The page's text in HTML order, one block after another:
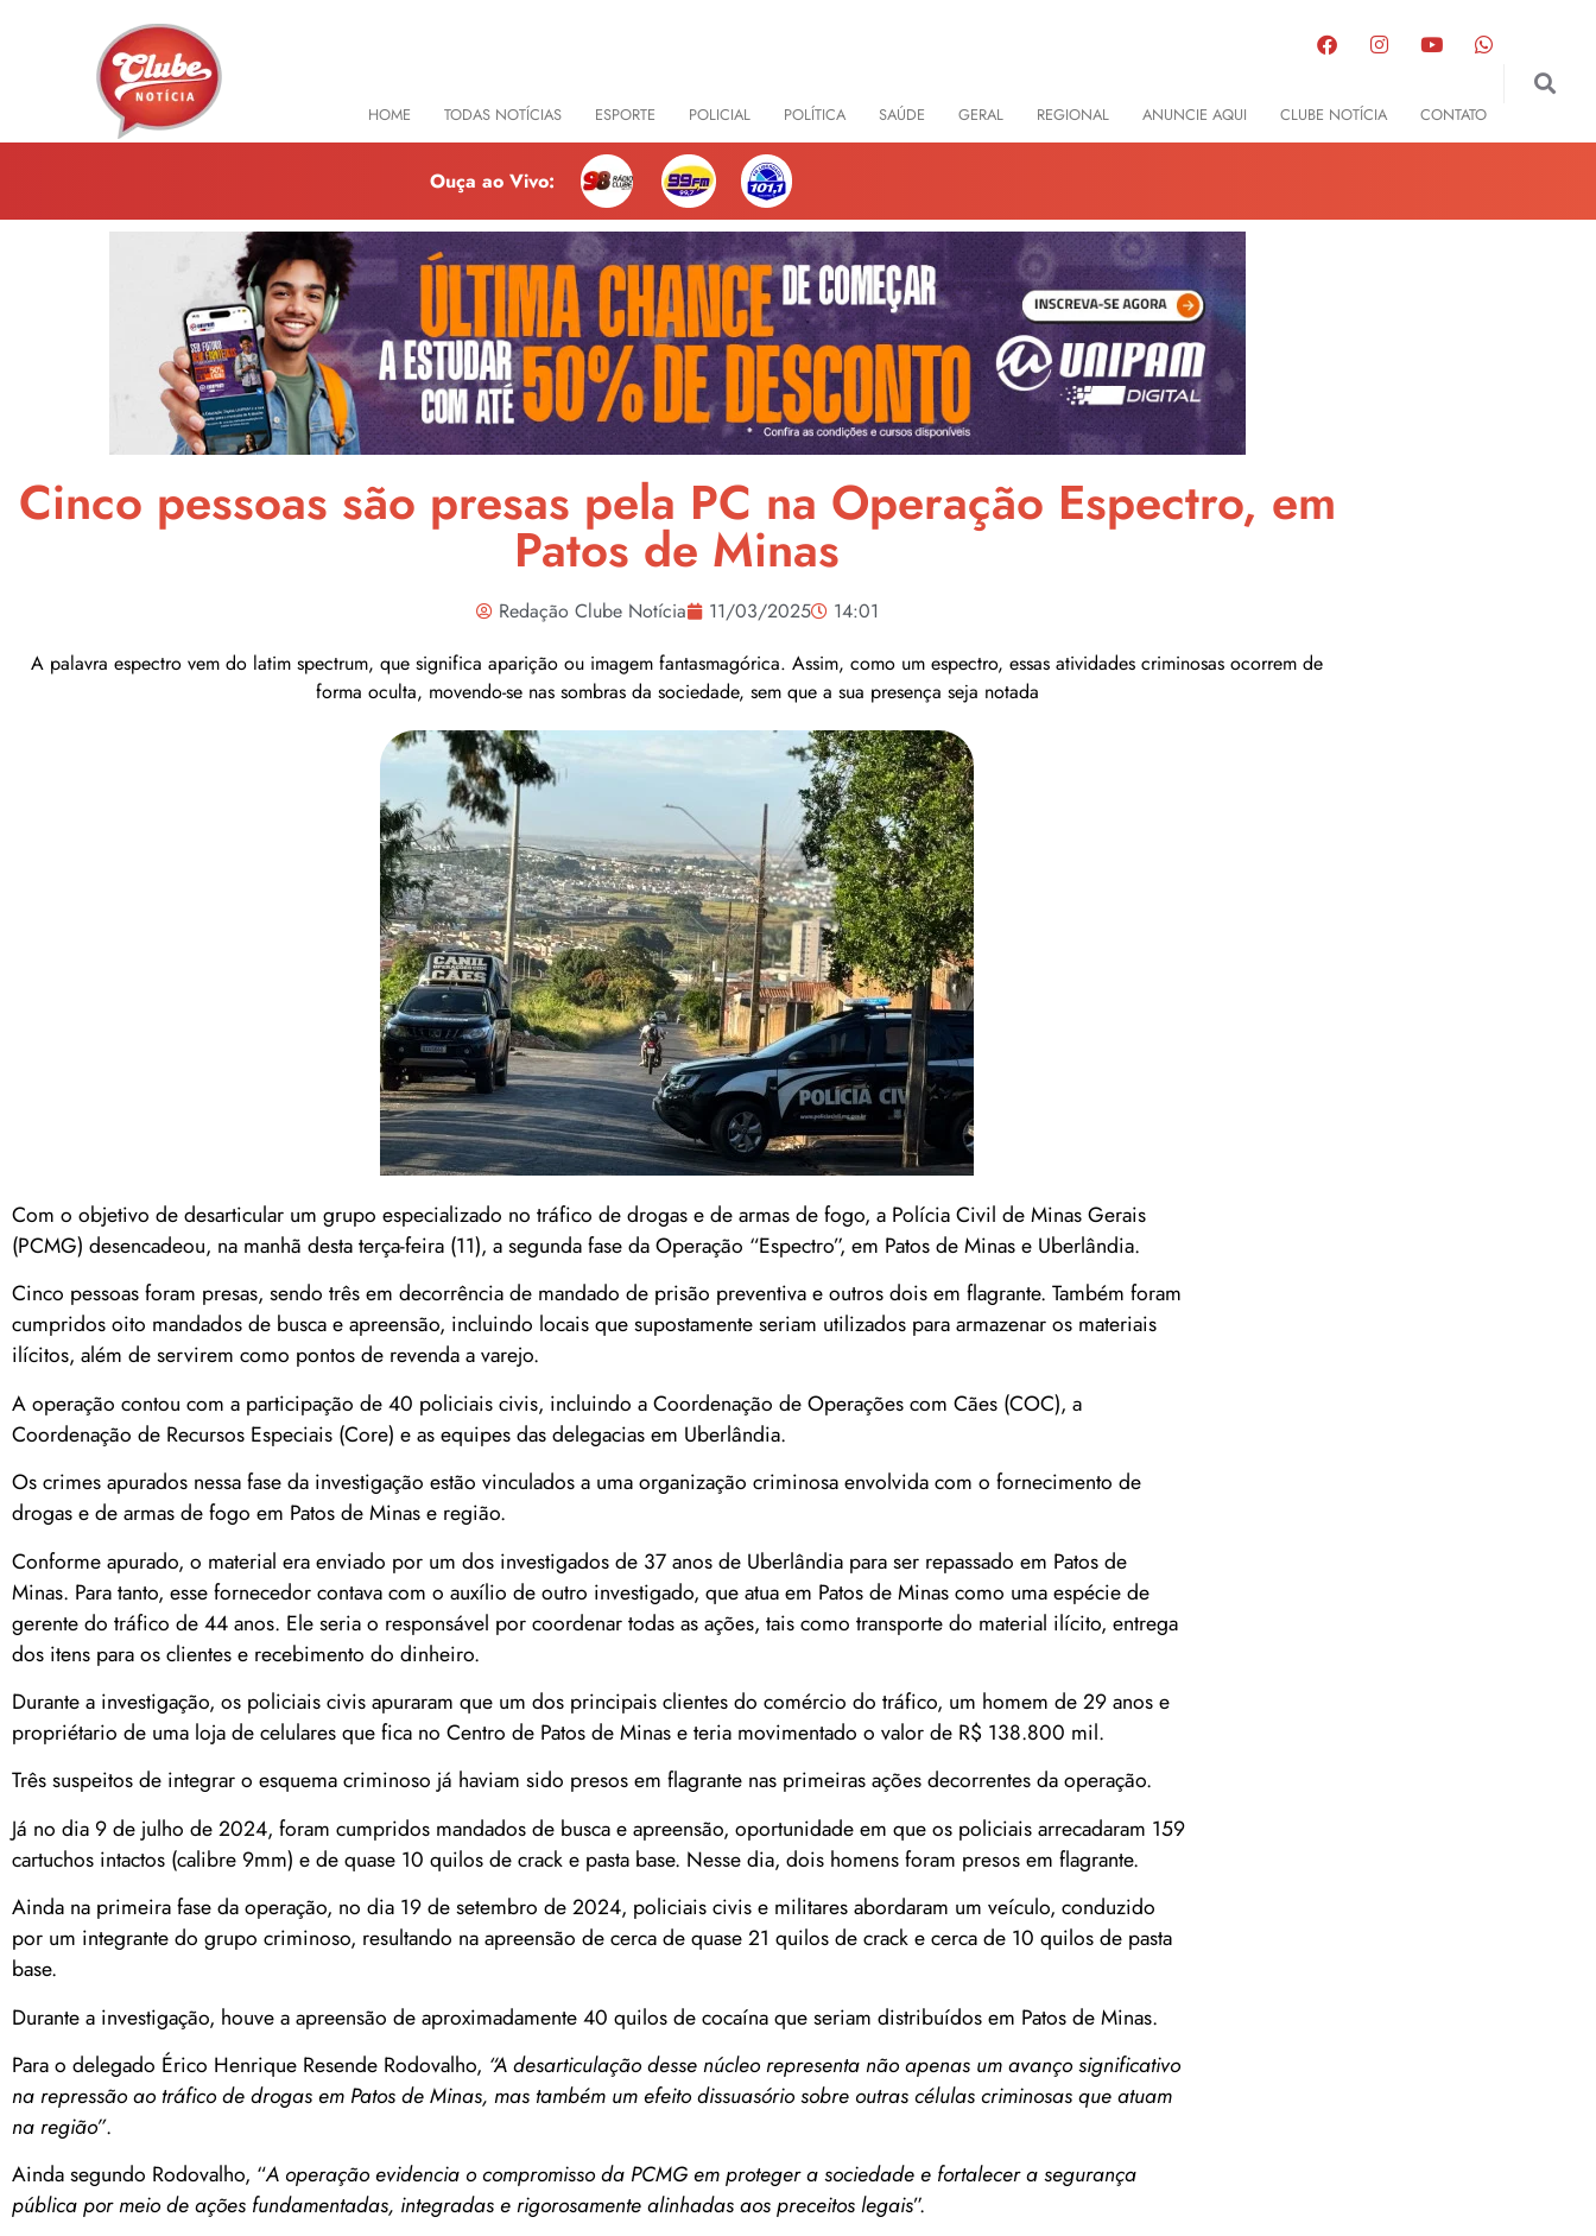
HOME TODAS NOTÍCIAS ESPORTE POLICIAL POLÍTICA SAÚDE GERAL REGIONAL ANUNCIE AQUI CLUBE NOTÍCIA CONTATO
Ouça ao Vivo:
Cinco pessoas são presas pela PC na Operação Espectro, em
Patos de Minas
Redação Clube Notícia 11/03/2025
14:01
A palavra espectro vem do latim spectrum, que significa aparição ou imagem fantasmagórica. Assim, como um espectro, essas atividades criminosas ocorrem de
forma oculta, movendo-se nas sombras da sociedade, sem que a sua presença seja notada
Com o objetivo de desarticular um grupo especializado no tráfico de drogas e de armas de fogo, a Polícia Civil de Minas Gerais
(PCMG) desencadeou, na manhã desta terça-feira (11), a segunda fase da Operação “Espectro”, em Patos de Minas e Uberlândia.
Cinco pessoas foram presas, sendo três em decorrência de mandado de prisão preventiva e outros dois em flagrante. Também foram
cumpridos oito mandados de busca e apreensão, incluindo locais que supostamente seriam utilizados para armazenar os materiais
ilícitos, além de servirem como pontos de revenda a varejo.
A operação contou com a participação de 40 policiais civis, incluindo a Coordenação de Operações com Cães (COC), a
Coordenação de Recursos Especiais (Core) e as equipes das delegacias em Uberlândia.
Os crimes apurados nessa fase da investigação estão vinculados a uma organização criminosa envolvida com o fornecimento de
drogas e de armas de fogo em Patos de Minas e região.
Conforme apurado, o material era enviado por um dos investigados de 37 anos de Uberlândia para ser repassado em Patos de
Minas. Para tanto, esse fornecedor contava com o auxílio de outro investigado, que atua em Patos de Minas como uma espécie de
gerente do tráfico de 44 anos. Ele seria o responsável por coordenar todas as ações, tais como transporte do material ilícito, entrega
dos itens para os clientes e recebimento do dinheiro.
Durante a investigação, os policiais civis apuraram que um dos principais clientes do comércio do tráfico, um homem de 29 anos e
propriétario de uma loja de celulares que fica no Centro de Patos de Minas e teria movimentado o valor de R$ 138.800 mil.
Três suspeitos de integrar o esquema criminoso já haviam sido presos em flagrante nas primeiras ações decorrentes da operação.
Já no dia 9 de julho de 2024, foram cumpridos mandados de busca e apreensão, oportunidade em que os policiais arrecadaram 159
cartuchos intactos (calibre 9mm) e de quase 10 quilos de crack e pasta base. Nesse dia, dois homens foram presos em flagrante.
Ainda na primeira fase da operação, no dia 19 de setembro de 2024, policiais civis e militares abordaram um veículo, conduzido
por um integrante do grupo criminoso, resultando na apreensão de cerca de quase 21 quilos de crack e cerca de 10 quilos de pasta
base.
Durante a investigação, houve a apreensão de aproximadamente 40 quilos de cocaína que seriam distribuídos em Patos de Minas.
Para o delegado Érico Henrique Resende Rodovalho, “A desarticulação desse núcleo representa não apenas um avanço significativo
na repressão ao tráfico de drogas em Patos de Minas, mas também um efeito dissuasório sobre outras células criminosas que atuam
na região”.
Ainda segundo Rodovalho, “A operação evidencia o compromisso da PCMG em proteger a sociedade e fortalecer a segurança
pública por meio de ações fundamentadas, integradas e rigorosamente alinhadas aos preceitos legais”.